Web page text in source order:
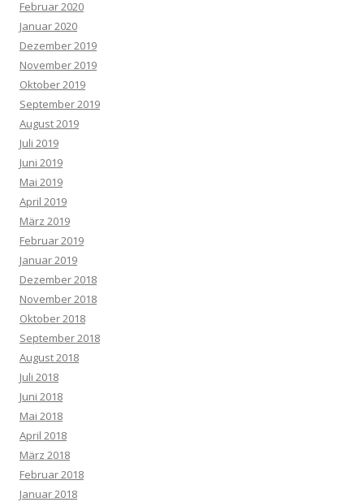
Februar 2020
Januar 2020
Dezember 2019
November 2019
Oktober 2019
September 2019
August 2019
Juli 2019
Juni 2019
Mai 2019
April 2019
März 2019
Februar 2019
Januar 2019
Dezember 2018
November 2018
Oktober 2018
September 2018
August 2018
Juli 2018
Juni 2018
Mai 2018
April 2018
März 2018
Februar 2018
Januar 2018